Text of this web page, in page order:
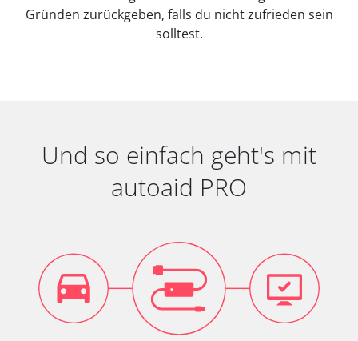
Gründen zurückgeben, falls du nicht zufrieden sein
solltest.
Und so einfach geht's mit
autoaid PRO